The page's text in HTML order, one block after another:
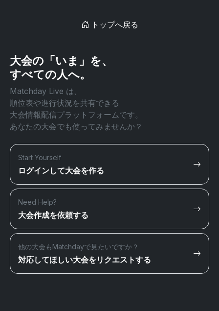
トップへ戻る
大会の「いま」を、
すべての人へ。
Matchday Live は、
順位表や進行状況を共有できる
大会情報配信プラットフォームです。
あなたの大会でも使ってみませんか？
Start Yourself
ログインして大会を作る
Need Help?
大会作成を依頼する
他の大会もMatchdayで見たいですか？
対応してほしい大会をリクエストする